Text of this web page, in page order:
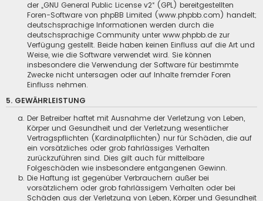
der „GNU General Public License v2“ (GPL) bereitgestellten
Foren-Software von phpBB Limited (www.phpbb.com) handelt;
deutschsprachige Informationen werden durch die
deutschsprachige Community unter www.phpbb.de zur
Verfügung gestellt. Beide haben keinen Einfluss auf die Art und
Weise, wie die Software verwendet wird. Sie können
insbesondere die Verwendung der Software für bestimmte
Zwecke nicht untersagen oder auf Inhalte fremder Foren
Einfluss nehmen.
5. GEWÄHRLEISTUNG
Der Betreiber haftet mit Ausnahme der Verletzung von Leben,
Körper und Gesundheit und der Verletzung wesentlicher
Vertragspflichten (Kardinalpflichten) nur für Schäden, die auf
ein vorsätzliches oder grob fahrlässiges Verhalten
zurückzuführen sind. Dies gilt auch für mittelbare
Folgeschäden wie insbesondere entgangenen Gewinn.
Die Haftung ist gegenüber Verbrauchern außer bei
vorsätzlichem oder grob fahrlässigem Verhalten oder bei
Schäden aus der Verletzung von Leben, Körper und Gesundheit